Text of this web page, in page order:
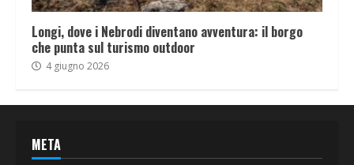
Longi, dove i Nebrodi diventano avventura: il borgo
che punta sul turismo outdoor
4 giugno 2026
META